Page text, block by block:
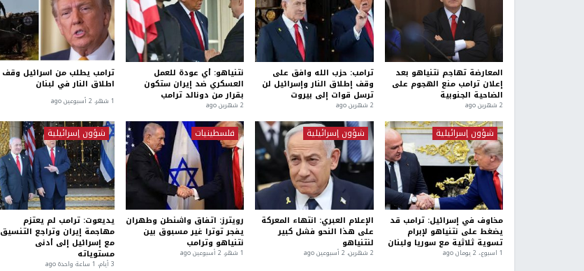
المعارضة تهاجم نتنياهو بعد
إعلان ترامب منع الهجوم على
الضاحية الجنوبية
2 شهرين ago
ترامب: حزب الله وافق على
وقف إطلاق النار وإسرائيل لن
ترسل قوات إلى بيروت
2 شهرين ago
نتنياهو: أي عودة للعمل
العسكري ضد إيران ستكون
بقرار من دونالد ترامب
2 شهرين ago
ترامب يطلب من اسرائيل وقف
اطلاق النار في لبنان
1 شهر، 2 أسبوعين ago
شؤون إسرائيلية
مخاوف في إسرائيل: ترامب قد
يضغط على نتنياهو لإبرام
تسوية ثلاثية مع سوريا ولبنان
1 اسبوع.، 2 يومان ago
شؤون إسرائيلية
الإعلام العبري: انتهاء المعركة
على هذا النحو فشل كبير
لنتنياهو
2 شهرين، 2 أسبوعين ago
فلسطينيات
رويترز: اتفاق واشنطن وطهران
يفجر توترا غير مسبوق بين
نتنياهو وترامب
1 شهر، 2 أسبوعين ago
شؤون إسرائيلية
يديعوت: ترامب لم يعتزم
مهاجمة إيران وتراجع التنسيق
مع إسرائيل إلى أدنى
مستوياته
3 أيام، 1 ساعة واحدة ago